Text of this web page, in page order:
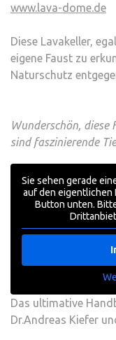
www.lava-dome.de
Diese Lavakeller,
eigene Faust zu
Naturschutz
Wunderschön, diese
sind faszinierende
Sie sehen gerade
auf den eigentlichen
Button unten.
Das ultimative
Dr.Andreas Kiefer